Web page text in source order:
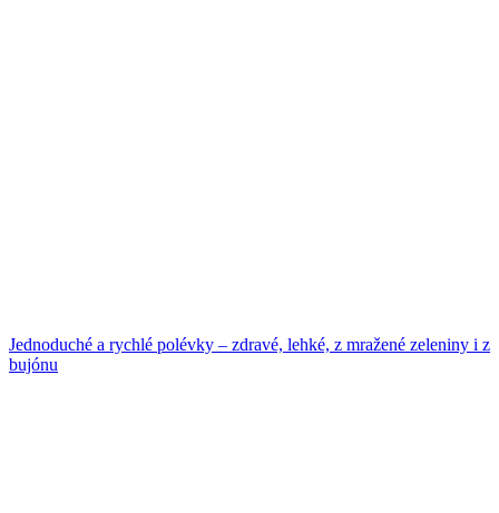
Jednoduché a rychlé polévky – zdravé, lehké, z mražené zeleniny i z
bujónu